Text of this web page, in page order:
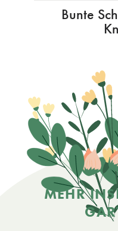
Bunte
MEHR